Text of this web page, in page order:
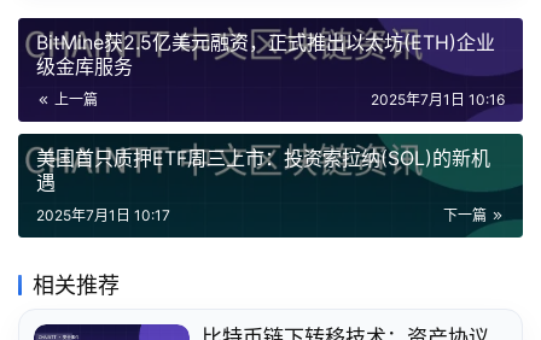
BitMine获2.5亿美元融资，正式推出以太坊(ETH)企业
级金库服务
上一篇 2025年7月1日 10:16
美国首只质押ETF周三上市：投资索拉纳(SOL)的新机
遇
下一篇
2025年7月1日 10:17
相关推荐